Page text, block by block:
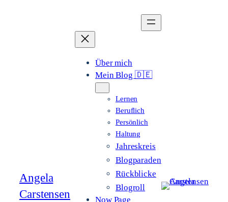
Angela
Carstensen
Über mich
Mein Blog 🇩🇪
Lernen
Beruflich
Persönlich
Haltung
Jahreskreis
Blogparaden
Rückblicke
Blogroll
Now Page